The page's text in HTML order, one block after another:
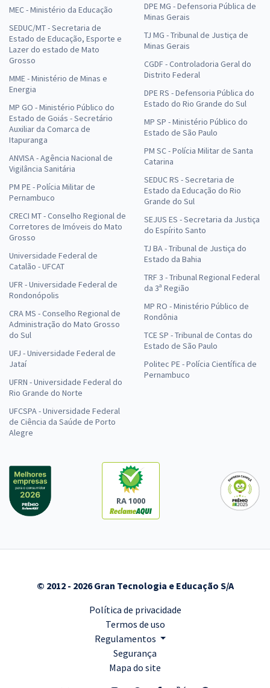
MEC - Ministério da Educação
SEDUC/MT - Secretaria de
Estado de Educação, Esporte e
Lazer do estado de Mato
Grosso
MME - Ministério de Minas e
Energia
MP GO - Ministério Público do
Estado de Goiás - Secretário
Auxiliar da Comarca de
Itapuranga
ANVISA - Agência Nacional de
Vigilância Sanitária
PM PE - Polícia Militar de
Pernambuco
CRECI MT - Conselho Regional de
Corretores de Imóveis do Mato
Grosso
Universidade Federal de
Catalão - UFCAT
UFR - Universidade Federal de
Rondonópolis
CRA MS - Conselho Regional de
Administração do Mato Grosso
do Sul
UFJ - Universidade Federal de
Jataí
UFRN - Universidade Federal do
Rio Grande do Norte
UFCSPA - Universidade Federal
de Ciência da Saúde de Porto
Alegre
DPE MG - Defensoria Pública de
Minas Gerais
TJ MG - Tribunal de Justiça de
Minas Gerais
CGDF - Controladoria Geral do
Distrito Federal
DPE RS - Defensoria Pública do
Estado do Rio Grande do Sul
MP SP - Ministério Público do
Estado de São Paulo
PM SC - Polícia Militar de Santa
Catarina
SEDUC RS - Secretaria de
Estado da Educação do Rio
Grande do Sul
SEJUS ES - Secretaria da Justiça
do Espírito Santo
TJ BA - Tribunal de Justiça do
Estado da Bahia
TRF 3 - Tribunal Regional Federal
da 3ª Região
MP RO - Ministério Público de
Rondônia
TCE SP - Tribunal de Contas do
Estado de São Paulo
Politec PE - Polícia Científica de
Pernambuco
RA 1000
© 2012 - 2026 Gran Tecnologia e Educação S/A
Política de privacidade
Termos de uso
Regulamentos
Segurança
Mapa do site